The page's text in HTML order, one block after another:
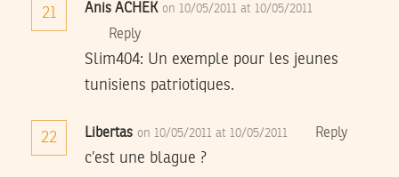
21 Anis ACHEK on 10/05/2011 at 10/05/2011
Reply
Slim404: Un exemple pour les jeunes
tunisiens patriotiques.
22 Libertas on 10/05/2011 at 10/05/2011 Reply
c’est une blague ?